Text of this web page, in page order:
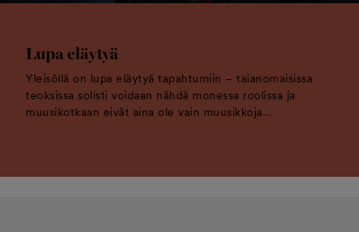
Lupa eläytyä
Yleisöllä on lupa eläytyä tapahtumiin – taianomaisissa
teoksissa solisti voidaan nähdä monessa roolissa ja
muusikotkaan eivät aina ole vain muusikkoja…